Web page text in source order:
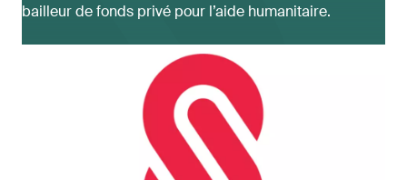
bailleur de fonds privé pour l’aide humanitaire.